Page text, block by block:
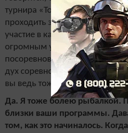
турнира «Тотальный
проходить здесь в августе. Я
участие в качестве ведущего
огромным удовольствием я
посоревновался. Потому что
дух соревновательности.
вы ведь тоже…
Да. Я тоже болею рыбалкой.
близки ваши программы.
том, как это начиналось.